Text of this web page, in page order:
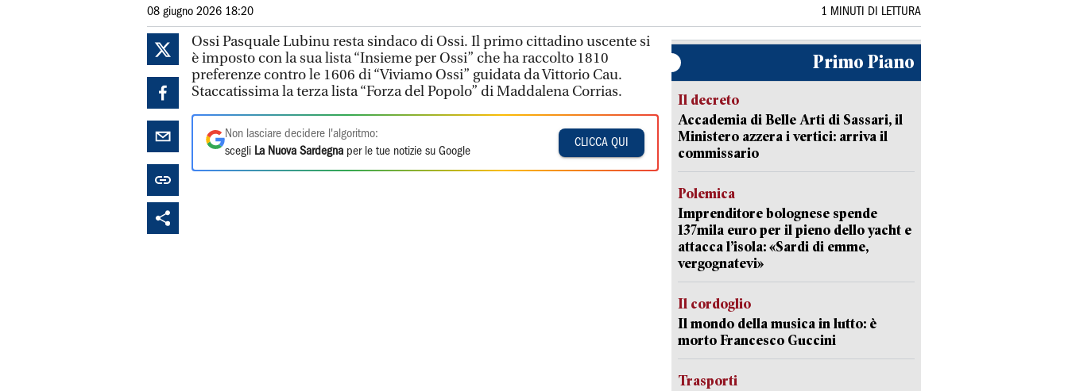
08 giugno 2026 18:20 1 MINUTI DI LETTURA
Ossi Pasquale Lubinu resta sindaco di Ossi. Il primo cittadino uscente si
è imposto con la sua lista “Insieme per Ossi” che ha raccolto 1810
preferenze contro le 1606 di “Viviamo Ossi” guidata da Vittorio Cau.
Staccatissima la terza lista “Forza del Popolo” di Maddalena Corrias.
Non lasciare decidere l'algoritmo:
scegli La Nuova Sardegna per le tue notizie su Google
CLICCA QUI
Primo Piano
Il decreto
Accademia di Belle Arti di Sassari, il
Ministero azzera i vertici: arriva il
commissario
Polemica
Imprenditore bolognese spende
137mila euro per il pieno dello yacht e
attacca l’isola: «Sardi di emme,
vergognatevi»
Il cordoglio
Il mondo della musica in lutto: è
morto Francesco Guccini
Trasporti